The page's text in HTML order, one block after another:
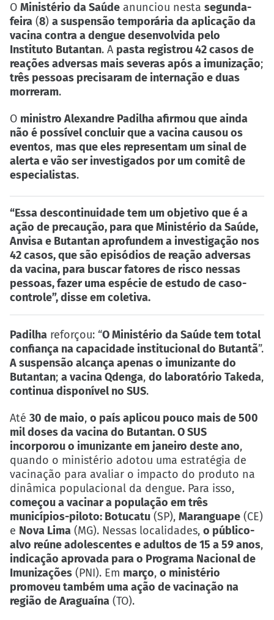
O Ministério da Saúde anunciou nesta segunda-
feira (8) a suspensão temporária da aplicação da
vacina contra a dengue desenvolvida pelo
Instituto Butantan. A pasta registrou 42 casos de
reações adversas mais severas após a imunização;
três pessoas precisaram de internação e duas
morreram.
O ministro Alexandre Padilha afirmou que ainda
não é possível concluir que a vacina causou os
eventos, mas que eles representam um sinal de
alerta e vão ser investigados por um comitê de
especialistas.
“Essa descontinuidade tem um objetivo que é a
ação de precaução, para que Ministério da Saúde,
Anvisa e Butantan aprofundem a investigação nos
42 casos, que são episódios de reação adversas
da vacina, para buscar fatores de risco nessas
pessoas, fazer uma espécie de estudo de caso-
controle”, disse em coletiva.
Padilha reforçou: “O Ministério da Saúde tem total
confiança na capacidade institucional do Butantã”.
A suspensão alcança apenas o imunizante do
Butantan; a vacina Qdenga, do laboratório Takeda,
continua disponível no SUS.
Até 30 de maio, o país aplicou pouco mais de 500
mil doses da vacina do Butantan. O SUS
incorporou o imunizante em janeiro deste ano,
quando o ministério adotou uma estratégia de
vacinação para avaliar o impacto do produto na
dinâmica populacional da dengue. Para isso,
começou a vacinar a população em três
municípios-piloto: Botucatu (SP), Maranguape (CE)
e Nova Lima (MG). Nessas localidades, o público-
alvo reúne adolescentes e adultos de 15 a 59 anos,
indicação aprovada para o Programa Nacional de
Imunizações (PNI). Em março, o ministério
promoveu também uma ação de vacinação na
região de Araguaína (TO).